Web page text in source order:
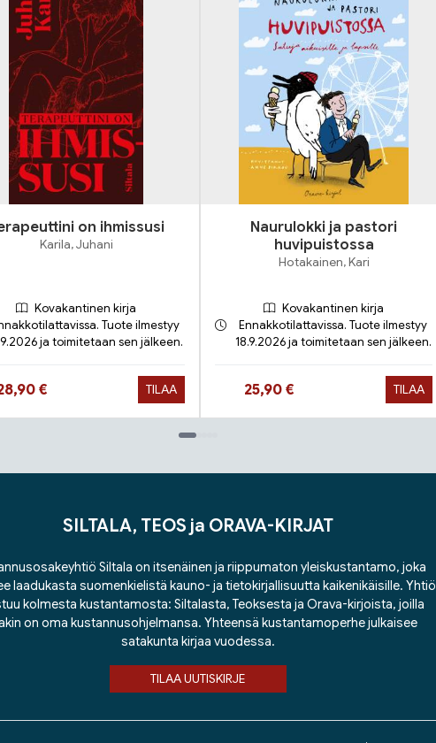
on ihmissusi
Karila, Juhani
Kovakantinen kirja
Tuote ilmestyy
ja toimitetaan sen jälkeen.
nyt
€ TILAA
Naurulokki ja pastori
huvipuistossa
Hotakainen, Kari
Kovakantinen kirja
Ennakkotilattavissa. Tuote ilmestyy
18.9.2026 ja toimitetaan sen jälkeen.
Hinta nyt
25,90 € TILAA
SILTALA, TEOS ja ORAVA-KIRJAT
Siltala on itsenäinen ja riippumaton yleiskustantamo, joka
laadukasta suomenkielistä kauno- ja tietokirjallisuutta kaikenikäisille. Yhtiö
kolmesta kustantamosta: Siltalasta, Teoksesta ja Orava-kirjoista, joilla
on oma kustannusohjelmansa. Yhteensä kustantamoperhe julkaisee
satakunta kirjaa vuodessa.
TILAA UUTISKIRJE